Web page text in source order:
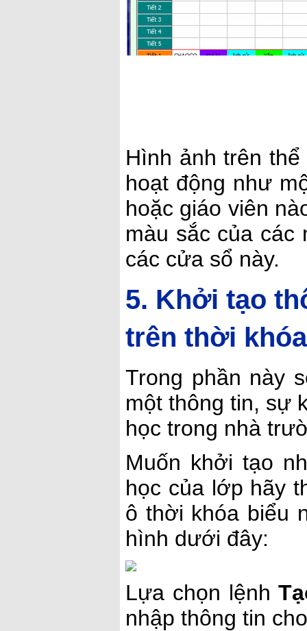
Hình ảnh trên
hoạt động như
hoặc giáo viên
màu sắc của
các cửa sổ này.
5. Khởi tạo
trên thời
Trong phần này
một thông tin, sự
học trong nhà
Muốn khởi tạo
học của lớp hãy
ô thời khóa biểu
hình dưới đây:
Lựa chọn lệnh
nhập thông tin